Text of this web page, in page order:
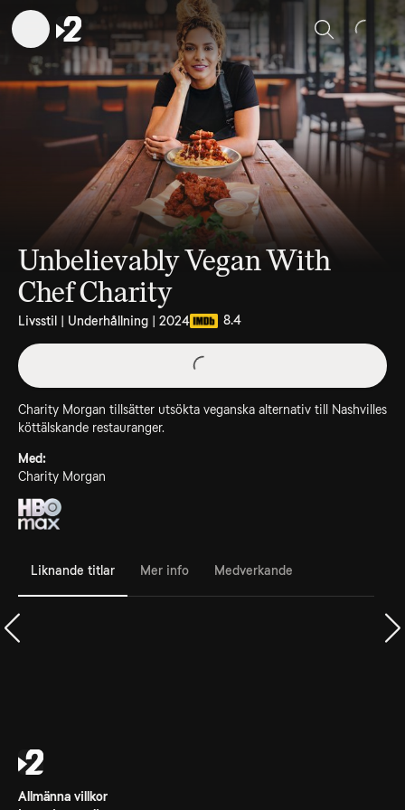
Sök
Unbelievably Vegan With
Chef Charity
Livsstil | Underhållning | 2024 8.4
Charity Morgan tillsätter utsökta veganska alternativ till Nashvilles
köttälskande restauranger.
Med:
Charity Morgan
Liknande titlar Mer info Medverkande
Allmänna villkor